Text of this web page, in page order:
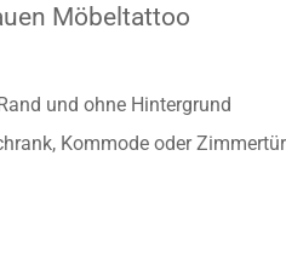
Möbeltattoo
und ohne Hintergrund
Kommode oder Zimmertür